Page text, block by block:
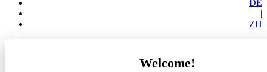
DE
|
ZH
Welcome!
Budowa Panattoni Appliance Park ukończona